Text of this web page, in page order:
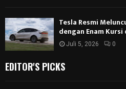
Tesla Resmi
dengan Enam
Juli 5, 2026 0
EDITOR'S PICKS